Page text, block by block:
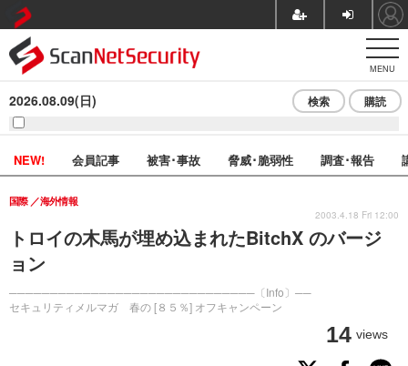
MENU
2026.08.09(日) 検索 購読
NEW! 会員記事 被害･事故 脅威･脆弱性 調査･報告
トロイの木馬が埋め込まれたBitchX のバージ
ョン
──────────────────────────────〔Info〕──
セキュリティメルマガ 春の [８５％] オフキャンペーン
国際 海外情報
14 views
2003.4.18 Fri 12:00